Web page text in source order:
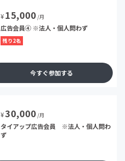
¥15,000 /月
広告会員④ ※法人・個人問わず
残り2名
今すぐ参加する
¥30,000 /月
タイアップ広告会員 ※法人・個人問わ
ず